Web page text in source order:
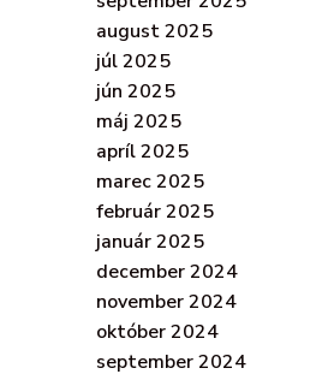
august 2025
júl 2025
jún 2025
máj 2025
apríl 2025
marec 2025
február 2025
január 2025
december 2024
november 2024
október 2024
september 2024